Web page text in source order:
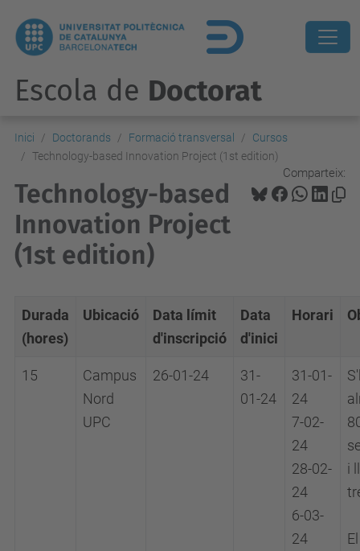
Escola de Doctorat
Inici Doctorands Formació transversal
Cursos
Technology-based Innovation Project (1st edition)
Comparteix:
Technology-based
Innovation Project
(1st edition)
Durada
(hores)
Ubicació
Data límit
d'inscripció
Data
d'inici
Horari
15
Campus
Nord
UPC
26-01-24
31-
01-24
31-01-
24
7-02-
24
28-02-
24
6-03-
24
i